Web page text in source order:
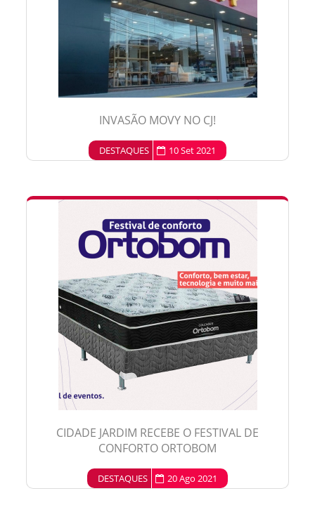
INVASÃO MOVY NO CJ!
DESTAQUES 10 Set 2021
CIDADE JARDIM RECEBE O FESTIVAL DE
CONFORTO ORTOBOM
DESTAQUES 20 Ago 2021